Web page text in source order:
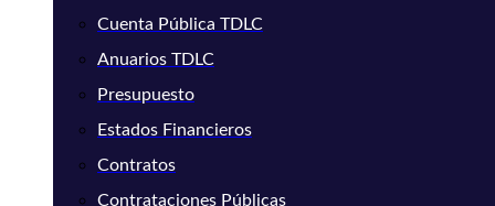
Cuenta Pública TDLC
Anuarios TDLC
Presupuesto
Estados Financieros
Contratos
Contrataciones Públicas